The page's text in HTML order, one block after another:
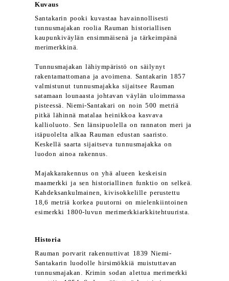
Kuvaus
Santakarin pooki kuvastaa havainnollisesti
tunnusmajakan roolia Rauman historiallisen
kaupunkiväylän ensimmäisenä ja tärkeimpänä
merimerkkinä.
Tunnusmajakan lähiympäristö on säilynyt
rakentamattomana ja avoimena. Santakarin 1857
valmistunut tunnusmajakka sijaitsee Rauman
satamaan lounaasta johtavan väylän uloimmassa
pisteessä. Niemi-Santakari on noin 500 metriä
pitkä lähinnä matalaa heinikkoa kasvava
kallioluoto. Sen länsipuolella on rannaton meri ja
itäpuolelta alkaa Rauman edustan saaristo.
Keskellä saarta sijaitseva tunnusmajakka on
luodon ainoa rakennus.
Majakkarakennus on yhä alueen keskeisin
maamerkki ja sen historiallinen funktio on selkeä.
Kahdeksankulmainen, kivisokkelille perustettu
18,6 metriä korkea puutorni on mielenkiintoinen
esimerkki 1800-luvun merimerkkiarkkitehtuurista.
Historia
Rauman porvarit rakennuttivat 1839 Niemi-
Santakarin luodolle hirsimökkiä muistuttavan
tunnusmajakan. Krimin sodan alettua merimerkki